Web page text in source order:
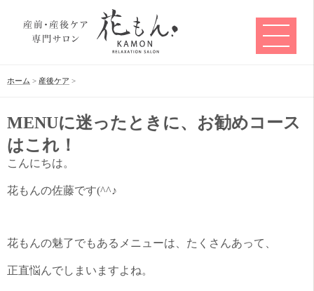
ホーム > 産後ケア >
MENUに迷ったときに、お勧めコース
はこれ！
こんにちは。
花もんの佐藤です(^^♪
花もんの魅了でもあるメニューは、たくさんあって、
正直悩んでしまいますよね。